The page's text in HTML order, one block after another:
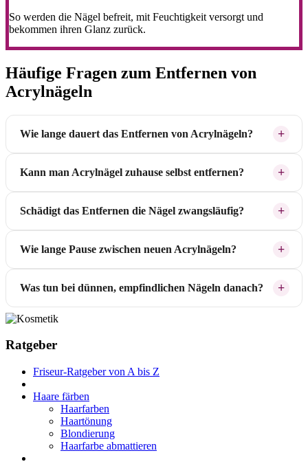
So werden die Nägel befreit, mit Feuchtigkeit versorgt und
bekommen ihren Glanz zurück.
Häufige Fragen zum Entfernen von
Acrylnägeln
Wie lange dauert das Entfernen von Acrylnägeln?
Kann man Acrylnägel zuhause selbst entfernen?
Schädigt das Entfernen die Nägel zwangsläufig?
Wie lange Pause zwischen neuen Acrylnägeln?
Was tun bei dünnen, empfindlichen Nägeln danach?
Ratgeber
Friseur-Ratgeber von A bis Z
Haare färben
Haarfarben
Haartönung
Blondierung
Haarfarbe abmattieren